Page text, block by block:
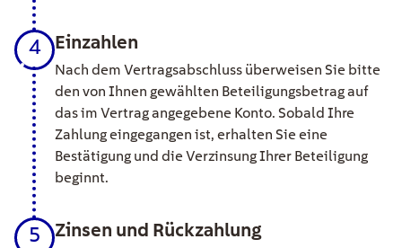
4 Einzahlen
Nach dem Vertragsabschluss überweisen Sie bitte
den von Ihnen gewählten Beteiligungsbetrag auf
das im Vertrag angegebene Konto. Sobald Ihre
Zahlung eingegangen ist, erhalten Sie eine
Bestätigung und die Verzinsung Ihrer Beteiligung
beginnt.
5 Zinsen und Rückzahlung